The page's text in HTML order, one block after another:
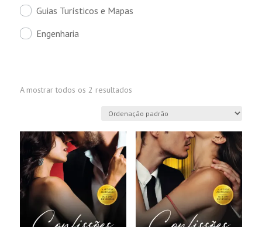
Guias Turísticos e Mapas
Engenharia
A mostrar todos os 2 resultados